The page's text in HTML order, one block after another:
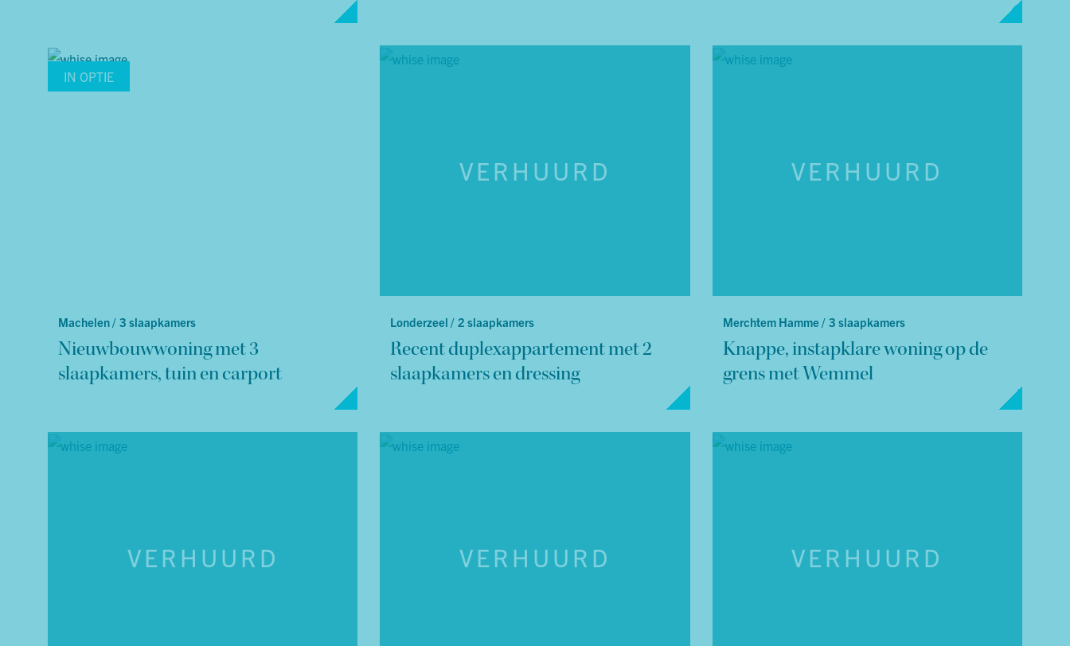
Machelen / 3 slaapkamers
Nieuwbouwwoning met 3
slaapkamers, tuin en carport
IN OPTIE
VERHUURD
Londerzeel / 2 slaapkamers
Recent duplexappartement met 2
slaapkamers en dressing
VERHUURD
Merchtem Hamme / 3 slaapkamers
Knappe, instapklare woning op de
grens met Wemmel
VERHUURD VERHUURD VERHUURD